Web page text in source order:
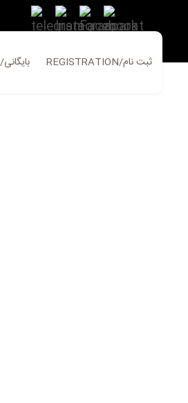
ARCHIVES/بایگانی REGISTRATION/ثبت نام